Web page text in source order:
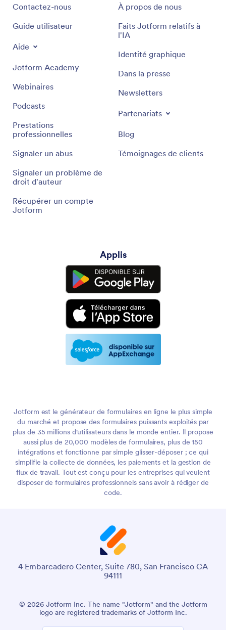
Contactez-nous
Guide utilisateur
Aide
Jotform Academy
Webinaires
Podcasts
Prestations
professionnelles
Signaler un abus
Signaler un problème de
droit d'auteur
Récupérer un compte
Jotform
À propos de nous
Faits Jotform relatifs à
l'IA
Identité graphique
Dans la presse
Newsletters
Partenariats
Blog
Témoignages de clients
Applis
Jotform est le générateur de formulaires en ligne le plus simple
du marché et propose des formulaires puissants exploités par
plus de 35 millions d'utilisateurs dans le monde entier. Il propose
aussi plus de 20,000 modèles de formulaires, plus de 150
intégrations et fonctionne par simple glisser-déposer ; ce qui
simplifie la collecte de données, les paiements et la gestion de
flux de travail. Tout est conçu pour les entreprises qui veulent
disposer de formulaires professionnels sans avoir à rédiger de
code.
4 Embarcadero Center, Suite 780, San Francisco CA
94111
© 2026 Jotform Inc. The name "Jotform" and the Jotform
logo are registered trademarks of Jotform Inc.